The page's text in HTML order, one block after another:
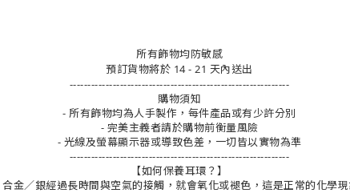
所有飾物均防敏感
預訂貨物將於 14 - 21 天內送出
-------------------------------------------------------------
購物須知
- 所有飾物均為人手製作，每件產品或有少許分別
- 完美主義者請於購物前衡量風險
- 光線及螢幕顯示器或導致色差，一切皆以實物為準
-------------------------------------------------------------
【如何保養耳環？】
合金／銀經過長時間與空氣的接觸，就會氧化或褪色，這是正常的化學